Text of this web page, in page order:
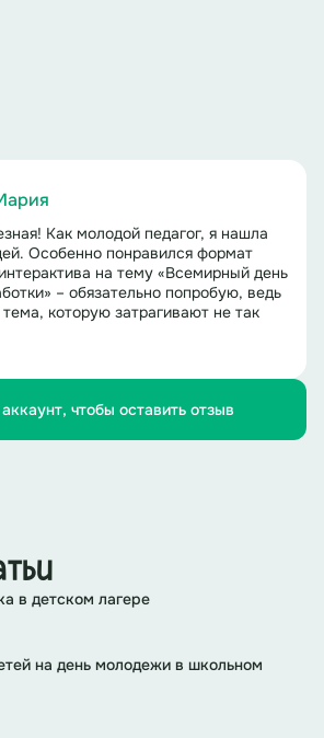
Как молодой педагог, я нашла
Особенно понравился формат
на тему «Всемирный день
– обязательно попробую, ведь
которую затрагивают не так
чтобы оставить отзыв
в детском лагере
на день молодежи в школьном